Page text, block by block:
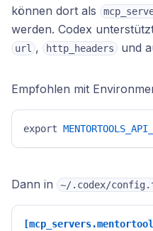
können dort als
werden. Codex
url , http_headers und
Empfohlen mit
export
Dann in ~/.codex/